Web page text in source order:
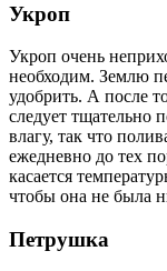
Укроп
Укроп очень
необходим. Землю
удобрить. А после
следует тщательно
влагу, так что
ежедневно до тех
касается
чтобы она не была
Петрушка